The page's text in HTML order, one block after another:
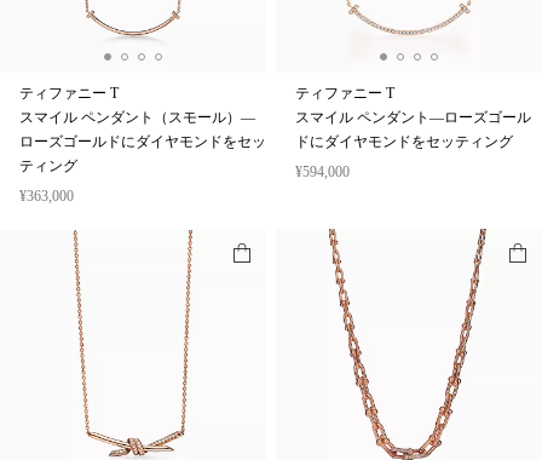
ティファニー T
スマイル ペンダント（スモール）—
ローズゴールドにダイヤモンドをセッ
ティング
¥363,000
ティファニー T
スマイル ペンダント—ローズゴール
ドにダイヤモンドをセッティング
¥594,000